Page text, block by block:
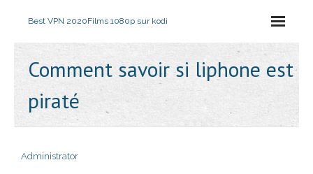
Best VPN 2020Films 1080p sur kodi
Comment savoir si liphone est
piraté
Administrator